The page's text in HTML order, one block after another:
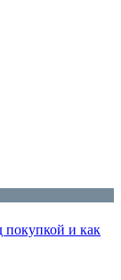
покупкой и как